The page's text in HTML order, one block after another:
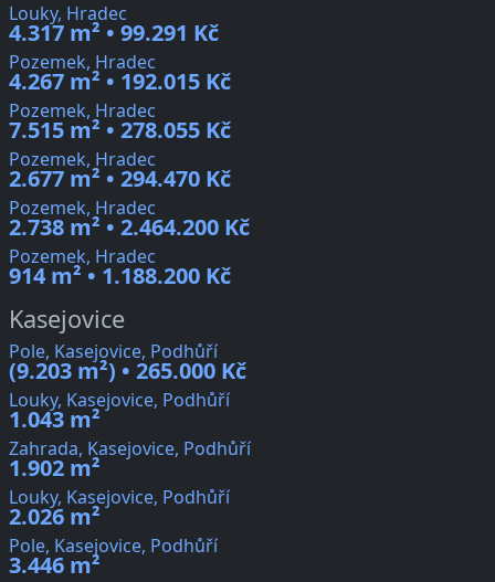
Louky, Hradec
4.317 m² • 99.291 Kč
Pozemek, Hradec
4.267 m² • 192.015 Kč
Pozemek, Hradec
7.515 m² • 278.055 Kč
Pozemek, Hradec
2.677 m² • 294.470 Kč
Pozemek, Hradec
2.738 m² • 2.464.200 Kč
Pozemek, Hradec
914 m² • 1.188.200 Kč
Kasejovice
Pole, Kasejovice, Podhůří
(9.203 m²) • 265.000 Kč
Louky, Kasejovice, Podhůří
1.043 m²
Zahrada, Kasejovice, Podhůří
1.902 m²
Louky, Kasejovice, Podhůří
2.026 m²
Pole, Kasejovice, Podhůří
3.446 m²